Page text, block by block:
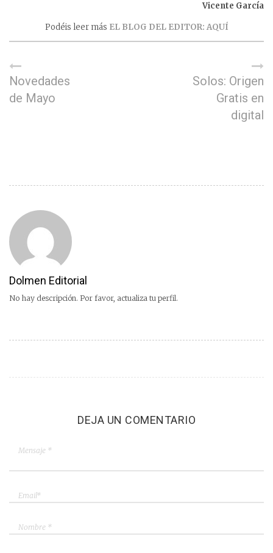
Vicente García
Podéis leer más EL BLOG DEL EDITOR: AQUÍ
Novedades
de Mayo
Solos: Origen
Gratis en
digital
Dolmen Editorial
No hay descripción. Por favor, actualiza tu perfil.
DEJA UN COMENTARIO